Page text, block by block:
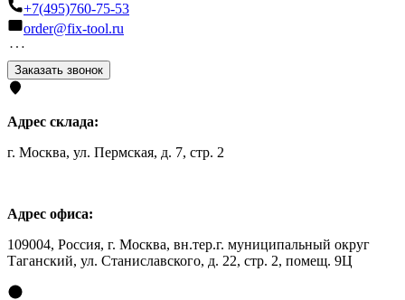
+7(495)760-75-53
order@fix-tool.ru
Заказать звонок
Адрес склада:
г. Москва, ул. Пермская, д. 7, стр. 2
Адрес офиса:
109004, Россия, г. Москва, вн.тер.г. муниципальный округ
Таганский, ул. Станиславского, д. 22, стр. 2, помещ. 9Ц